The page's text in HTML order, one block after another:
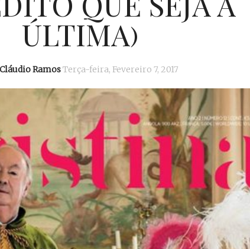
ÚLTIMA)
Cláudio RamosTerça-feira, Fevereiro 7, 2017